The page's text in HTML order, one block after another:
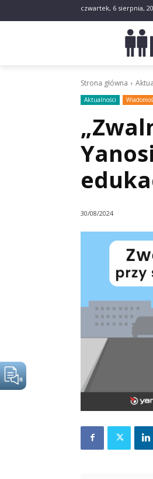
czwartek, 6 sierpnia,
Strona główna
Aktualności
30/08/2024